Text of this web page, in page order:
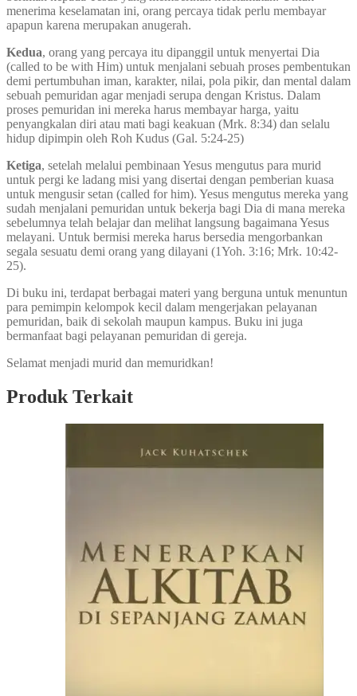
menerima keselamatan ini, orang percaya tidak perlu membayar
apapun karena merupakan anugerah.
Kedua, orang yang percaya itu dipanggil untuk menyertai Dia
(called to be with Him) untuk menjalani sebuah proses pembentukan
demi pertumbuhan iman, karakter, nilai, pola pikir, dan mental dalam
sebuah pemuridan agar menjadi serupa dengan Kristus. Dalam
proses pemuridan ini mereka harus membayar harga, yaitu
penyangkalan diri atau mati bagi keakuan (Mrk. 8:34) dan selalu
hidup dipimpin oleh Roh Kudus (Gal. 5:24-25)
Ketiga, setelah melalui pembinaan Yesus mengutus para murid
untuk pergi ke ladang misi yang disertai dengan pemberian kuasa
untuk mengusir setan (called for him). Yesus mengutus mereka yang
sudah menjalani pemuridan untuk bekerja bagi Dia di mana mereka
sebelumnya telah belajar dan melihat langsung bagaimana Yesus
melayani. Untuk bermisi mereka harus bersedia mengorbankan
segala sesuatu demi orang yang dilayani (1Yoh. 3:16; Mrk. 10:42-
25).
Di buku ini, terdapat berbagai materi yang berguna untuk menuntun
para pemimpin kelompok kecil dalam mengerjakan pelayanan
pemuridan, baik di sekolah maupun kampus. Buku ini juga
bermanfaat bagi pelayanan pemuridan di gereja.
Selamat menjadi murid dan memuridkan!
Produk Terkait